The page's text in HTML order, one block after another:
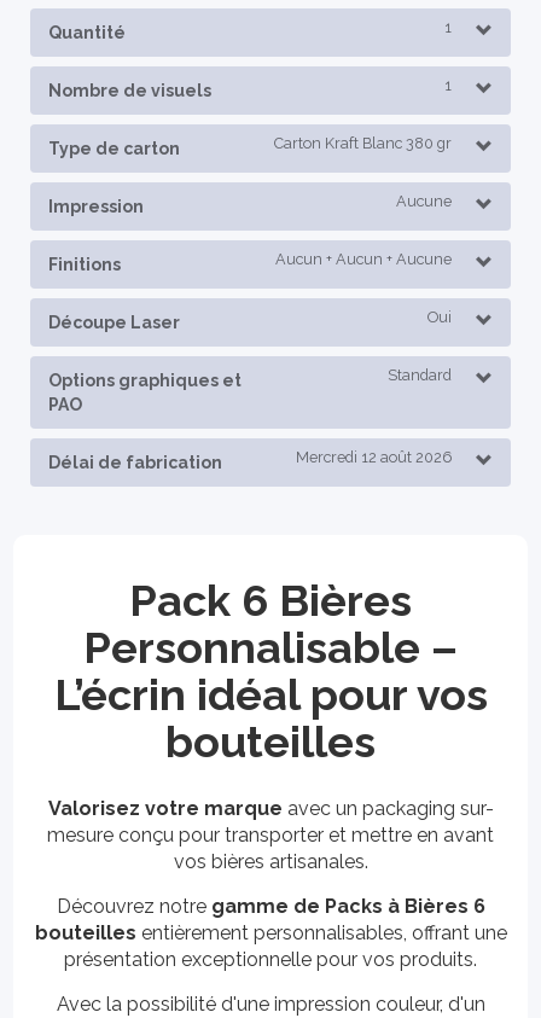
Quantité 1
Nombre de visuels 1
Type de carton Carton Kraft Blanc 380 gr
Impression Aucune
Finitions Aucun + Aucun + Aucune
Découpe Laser Oui
Options graphiques et
PAO
Standard
Délai de fabrication Mercredi 12 août 2026
Pack 6 Bières
Personnalisable –
L’écrin idéal pour vos
bouteilles
Valorisez votre marque avec un packaging sur-
mesure conçu pour transporter et mettre en avant
vos bières artisanales.
Découvrez notre gamme de Packs à Bières 6
bouteilles entièrement personnalisables, offrant une
présentation exceptionnelle pour vos produits.
Avec la possibilité d'une impression couleur, d'un